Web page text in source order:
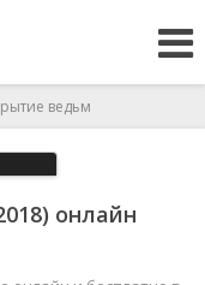
ведьм
онлайн